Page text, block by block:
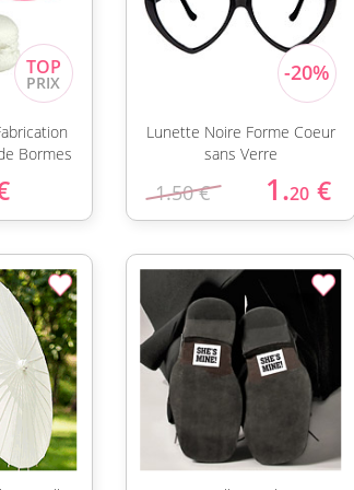
Bormes
Lunette Noire Forme Coeur
sans Verre
1.50 € 1.20 €